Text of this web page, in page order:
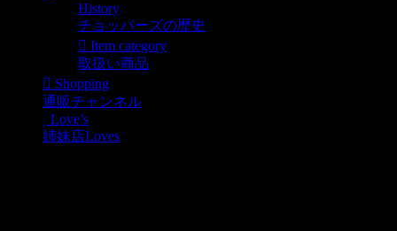
History
チョッパーズの歴史
Item category
取扱い商品
Shopping
通販チャンネル
Love’s
姉妹店Loves